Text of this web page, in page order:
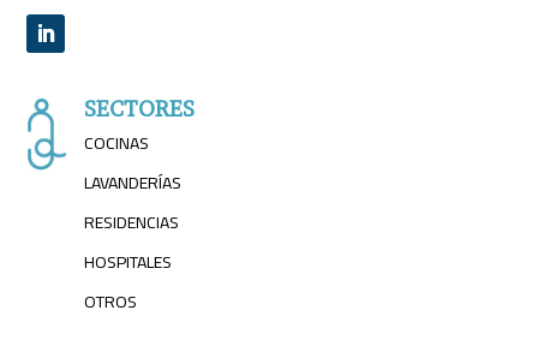
SECTORES
COCINAS
LAVANDERÍAS
RESIDENCIAS
HOSPITALES
OTROS